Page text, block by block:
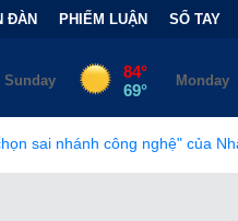
ĐÀN PHIẾM LUẬN SỔ TAY
của Nhật Bản và bài học đắt giá